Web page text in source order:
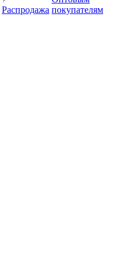
Распродажа покупателям